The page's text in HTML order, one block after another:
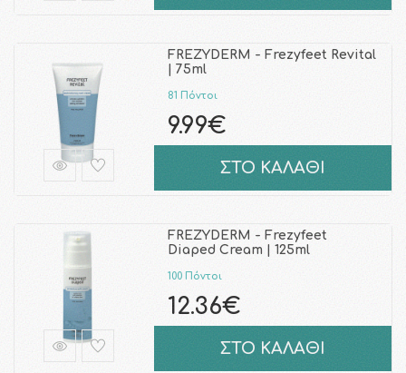
FREZYDERM - Frezyfeet Revital
| 75ml
81 Πόντοι
9.99€
ΣΤΟ ΚΑΛΑΘΙ
FREZYDERM - Frezyfeet
Diaped Cream | 125ml
100 Πόντοι
12.36€
ΣΤΟ ΚΑΛΑΘΙ